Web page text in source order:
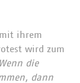
mit ihrem
wird zum
Wenn die
dann